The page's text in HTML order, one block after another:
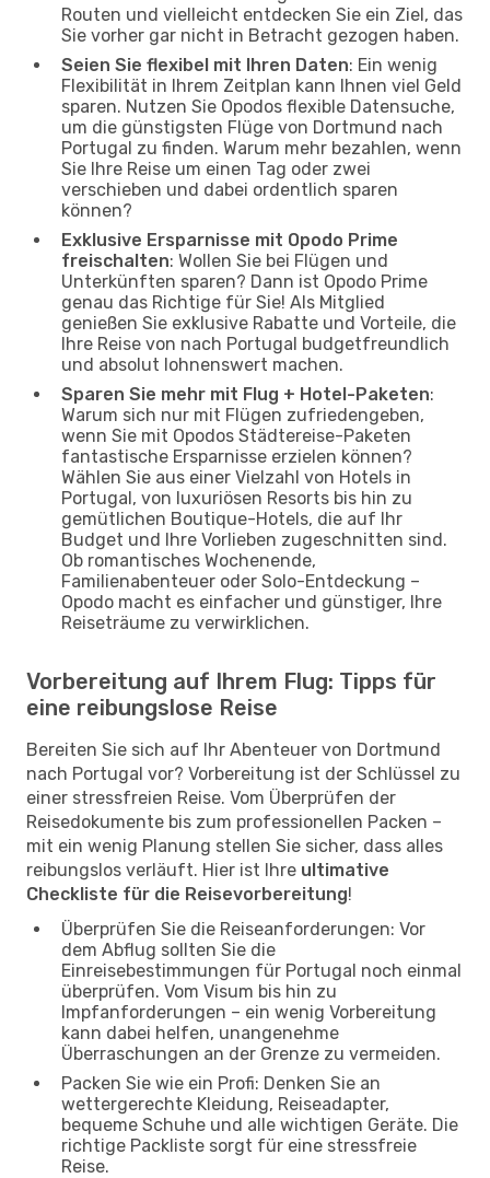
Routen und vielleicht entdecken Sie ein Ziel, das
Sie vorher gar nicht in Betracht gezogen haben.
Seien Sie flexibel mit Ihren Daten: Ein wenig
Flexibilität in Ihrem Zeitplan kann Ihnen viel Geld
sparen. Nutzen Sie Opodos flexible Datensuche,
um die günstigsten Flüge von Dortmund nach
Portugal zu finden. Warum mehr bezahlen, wenn
Sie Ihre Reise um einen Tag oder zwei
verschieben und dabei ordentlich sparen
können?
Exklusive Ersparnisse mit Opodo Prime
freischalten: Wollen Sie bei Flügen und
Unterkünften sparen? Dann ist Opodo Prime
genau das Richtige für Sie! Als Mitglied
genießen Sie exklusive Rabatte und Vorteile, die
Ihre Reise von nach Portugal budgetfreundlich
und absolut lohnenswert machen.
Sparen Sie mehr mit Flug + Hotel-Paketen:
Warum sich nur mit Flügen zufriedengeben,
wenn Sie mit Opodos Städtereise-Paketen
fantastische Ersparnisse erzielen können?
Wählen Sie aus einer Vielzahl von Hotels in
Portugal, von luxuriösen Resorts bis hin zu
gemütlichen Boutique-Hotels, die auf Ihr
Budget und Ihre Vorlieben zugeschnitten sind.
Ob romantisches Wochenende,
Familienabenteuer oder Solo-Entdeckung –
Opodo macht es einfacher und günstiger, Ihre
Reiseträume zu verwirklichen.
Vorbereitung auf Ihrem Flug: Tipps für
eine reibungslose Reise
Bereiten Sie sich auf Ihr Abenteuer von Dortmund
nach Portugal vor? Vorbereitung ist der Schlüssel zu
einer stressfreien Reise. Vom Überprüfen der
Reisedokumente bis zum professionellen Packen –
mit ein wenig Planung stellen Sie sicher, dass alles
reibungslos verläuft. Hier ist Ihre ultimative
Checkliste für die Reisevorbereitung!
Überprüfen Sie die Reiseanforderungen: Vor
dem Abflug sollten Sie die
Einreisebestimmungen für Portugal noch einmal
überprüfen. Vom Visum bis hin zu
Impfanforderungen – ein wenig Vorbereitung
kann dabei helfen, unangenehme
Überraschungen an der Grenze zu vermeiden.
Packen Sie wie ein Profi: Denken Sie an
wettergerechte Kleidung, Reiseadapter,
bequeme Schuhe und alle wichtigen Geräte. Die
richtige Packliste sorgt für eine stressfreie
Reise.